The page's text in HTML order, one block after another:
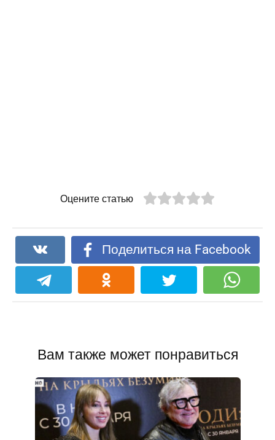
Оцените статью
Поделиться на Facebook
Вам также может понравиться